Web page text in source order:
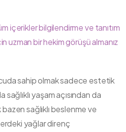
içerikler bilgilendirme ve tanıtım
uzman bir hekim görüşü almanız
sahip olmak sadece estetik
yaşam açısından da
sağlıklı beslenme ve
yağlar direnç